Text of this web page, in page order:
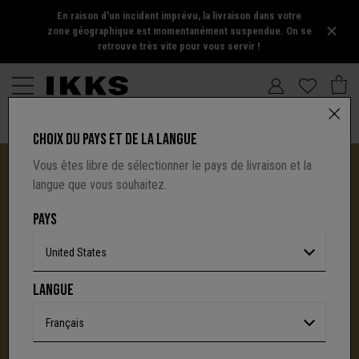
En raison d'un incident imprévu, la livraison dans votre
zone géographique est momentanément suspendue. On se
retrouve très vite pour vous servir !
UNE NOUVELLE PAGE S'ÉCRIT AVEC IKKS
C'est la fin d'une aventure : le site I.Code ferme
définitivement.Mais l'audace, la créativité
CHOIX DU PAYS ET DE LA LANGUE
Vous êtes libre de sélectionner le pays de livraison et la
langue que vous souhaitez.
PAYS
United States
LANGUE
Français